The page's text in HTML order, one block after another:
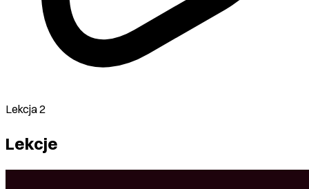
Lekcja 2
Lekcje